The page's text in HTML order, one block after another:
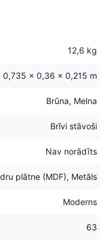
12,6 kg
0,735 × 0,36 × 0,215 m
Brūna, Melna
Brīvi stāvoši
Nav norādīts
plātne (MDF), Metāls
Moderns
63